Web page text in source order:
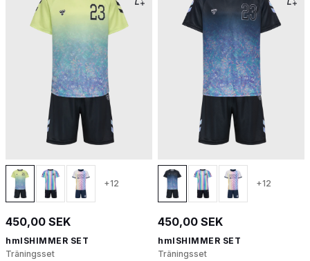
+12
450,00 SEK
hmlSHIMMER SET
Träningsset
+12
450,00 SEK
hmlSHIMMER SET
Träningsset